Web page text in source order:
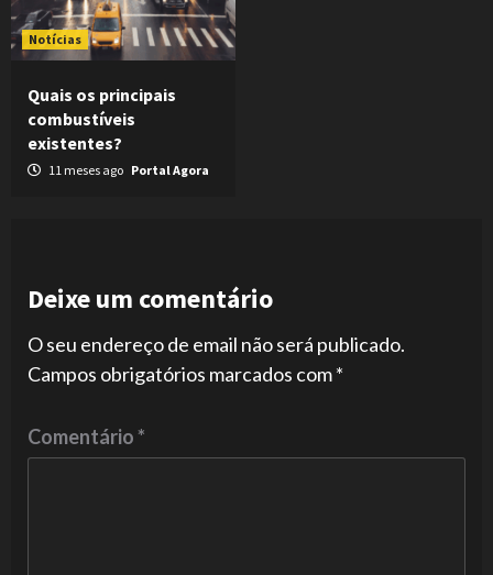
Notícias
Quais os principais
combustíveis
existentes?
11 meses ago Portal Agora
Deixe um comentário
O seu endereço de email não será publicado.
Campos obrigatórios marcados com*
Comentário*